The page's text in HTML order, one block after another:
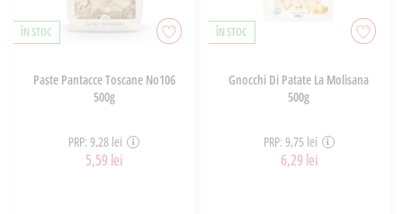
ÎN STOC
Paste Pantacce Toscane No106
500g
PRP: 9,28 lei
5,59 lei
ÎN STOC
Gnocchi Di Patate La Molisana
500g
PRP: 9,75 lei
6,29 lei